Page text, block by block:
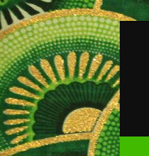
Zum
primären
Inhalt
springen